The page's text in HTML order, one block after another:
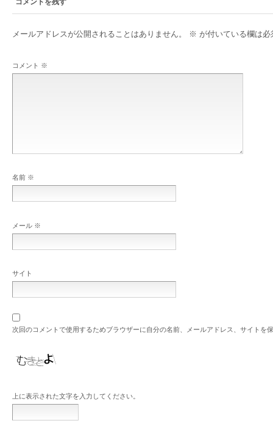
コメントを残す
メールアドレスが公開されることはありません。 ※ が付いている欄は必
コメント ※
名前 ※
メール ※
サイト
次回のコメントで使用するためブラウザーに自分の名前、メールアドレス、サイトを
上に表示された文字を入力してください。